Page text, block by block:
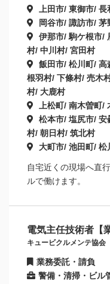
上田市/ 東御市/
岡谷市/ 諏訪市/
伊那市/ 駒ケ根市/
村/ 中川村/ 宮田村
飯田市/ 松川町/
根羽村/ 下條村/ 売木
村/ 大鹿村
上松町/ 南木曽町/
松本市/ 塩尻市/
村/ 朝日村/ 筑北村
大町市/ 池田町/
自宅近くの現場へ直
ルで働けます。
電気主任技術者【
キュービクルメンテ協会
業務委託・請負
警備・清掃・ビル